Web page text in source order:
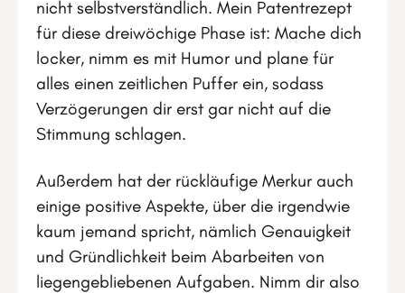
nicht selbstverständlich. Mein Patentrezept
für diese dreiwöchige Phase ist: Mache dich
locker, nimm es mit Humor und plane für
alles einen zeitlichen Puffer ein, sodass
Verzögerungen dir erst gar nicht auf die
Stimmung schlagen.
Außerdem hat der rückläufige Merkur auch
einige positive Aspekte, über die irgendwie
kaum jemand spricht, nämlich Genauigkeit
und Gründlichkeit beim Abarbeiten von
liegengebliebenen Aufgaben. Nimm dir also